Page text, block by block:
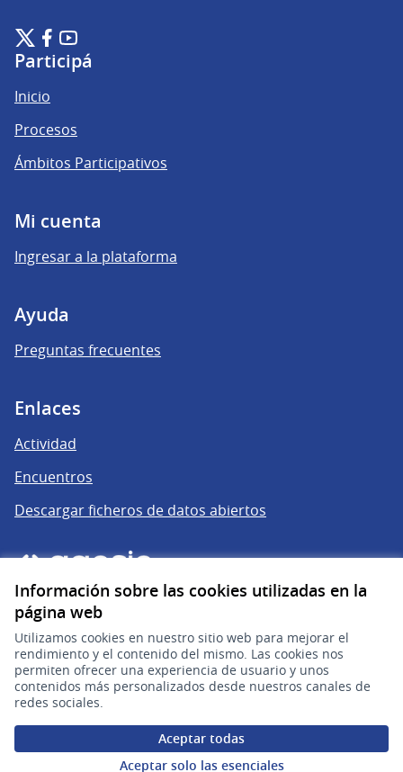
Información sobre las cookies utilizadas en la
página web
Utilizamos cookies en nuestro sitio web para mejorar el
rendimiento y el contenido del mismo. Las cookies nos
permiten ofrecer una experiencia de usuario y unos
contenidos más personalizados desde nuestros canales de
redes sociales.
Aceptar todas
Aceptar solo las esenciales
Plataforma de Participación Ciudadana Digital en X
(Enlace externo)
Plataforma de Participación Ciudadana Digital en Facebook
(Enlace externo)
Plataforma de Participación Ciudadana Digital en
(Enlace externo)
Participá
Inicio
Procesos
Ámbitos Participativos
Mi cuenta
Ingresar a la plataforma
Ayuda
Preguntas frecuentes
Enlaces
Actividad
Encuentros
Descargar ficheros de datos abiertos
gub.uy
(Enlace externo)
Sitio oficial de la República Oriental del Uruguay
Configuración de cookies